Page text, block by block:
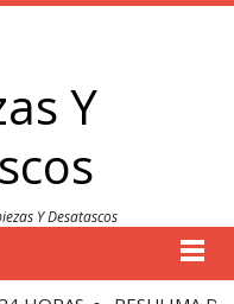
Y
Y Desatascos